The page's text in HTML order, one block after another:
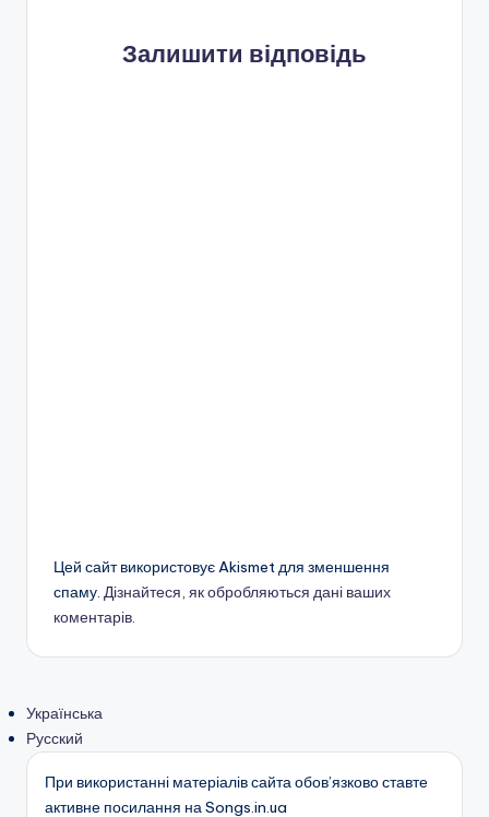
Залишити відповідь
Цей сайт використовує Akismet для зменшення
спаму. Дізнайтеся, як обробляються дані ваших
коментарів.
Українська
Русский
При використанні матеріалів сайта обов’язково ставте
активне посилання на Songs.in.ua